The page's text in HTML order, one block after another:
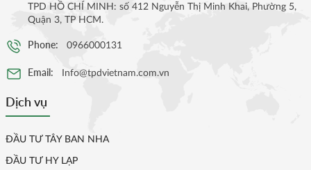
TPD HỒ CHÍ MINH: số 412 Nguyễn Thị Minh Khai, Phường 5,
Quận 3, TP HCM.
Phone: 0966000131
Email: Info@tpdvietnam.com.vn
Dịch vụ
ĐẦU TƯ TÂY BAN NHA
ĐẦU TƯ HY LẠP